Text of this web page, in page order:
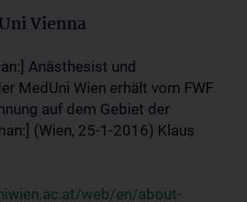
Vienna
Anästhesist und
MedUni Wien erhält vom FWF
auf dem Gebiet der
(Wien, 25-1-2016) Klaus
web/en/about-